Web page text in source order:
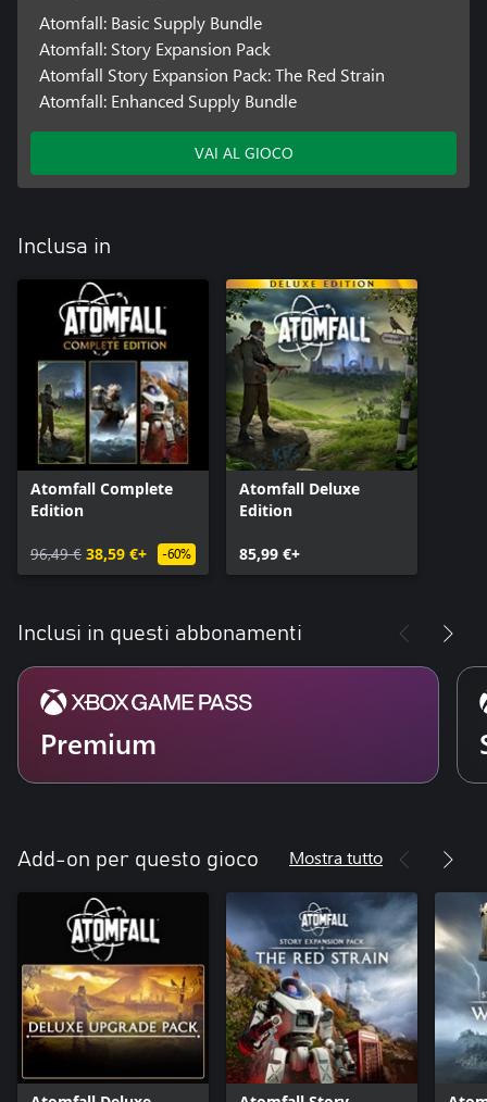
Atomfall: Basic Supply Bundle
Atomfall: Story Expansion Pack
Atomfall Story Expansion Pack: The Red Strain
Atomfall: Enhanced Supply Bundle
VAI AL GIOCO
Inclusa in
Atomfall Complete
Edition
96,49 € 38,59 €+ -60%
Atomfall Deluxe
Edition
85,99 €+
Inclusi in questi abbonamenti
Premium
Add-on per questo gioco Mostra tutto